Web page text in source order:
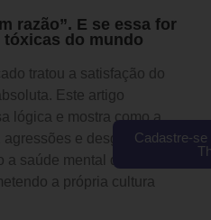
razão”. E se essa for
tóxicas do mundo
tratou a satisfação do
Este artigo
lógica e mostra como a
e desgastes
saúde mental dos
a própria cultura
Cadastre-